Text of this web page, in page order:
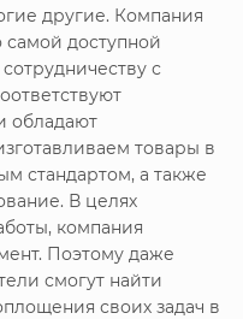
другие. Компания
самой доступной
с
обладают
товары в
стандартом, а также
В целях
компания
Поэтому даже
смогут найти
своих задач в